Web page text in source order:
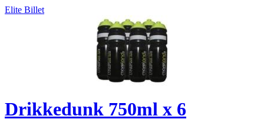
Elite Billet
Drikkedunk 750ml x 6